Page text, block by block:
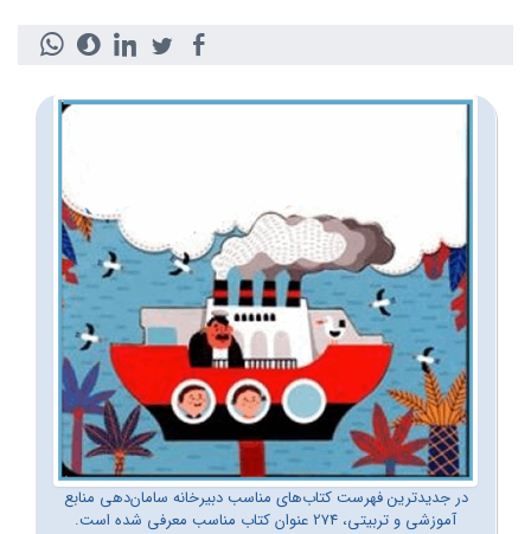
در جدیدترین فهرست کتاب‌های مناسب دبیرخانه سامان‌دهی منابع
آموزشی و تربیتی، 274 عنوان کتاب مناسب معرفی شده است.